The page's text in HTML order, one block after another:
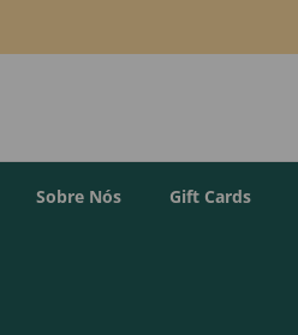
Sobre Nós Gift Cards